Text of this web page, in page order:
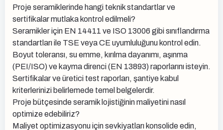
Proje seramiklerinde hangi teknik standartlar ve
sertifikalar mutlaka kontrol edilmeli?
Seramikler için EN 14411 ve ISO 13006 gibi sınıflandırma
standartları ile TSE veya CE uyumluluğunu kontrol edin.
Boyut toleransı, su emme, kırılma dayanımı, aşınma
(PEI/ISO) ve kayma direnci (EN 13893) raporlarını isteyin.
Sertifikalar ve üretici test raporları, şantiye kabul
kriterlerinizi belirlemede temel belgelerdir.
Proje bütçesinde seramik lojistiğinin maliyetini nasıl
optimize edebiliriz?
Maliyet optimizasyonu için sevkiyatları konsolide edin,